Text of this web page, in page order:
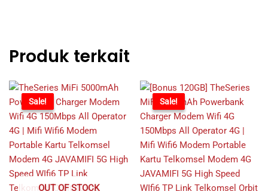
Produk terkait
-64%
OUT OF STOCK
Sale! -58%
Sale!